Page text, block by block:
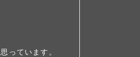
っています。